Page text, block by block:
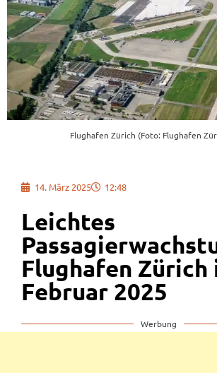
Flughafen Zürich (Foto: Flughafen
14. März 2025 12:48
Leichtes
Flughafen Zürich
Februar 2025
Werbung